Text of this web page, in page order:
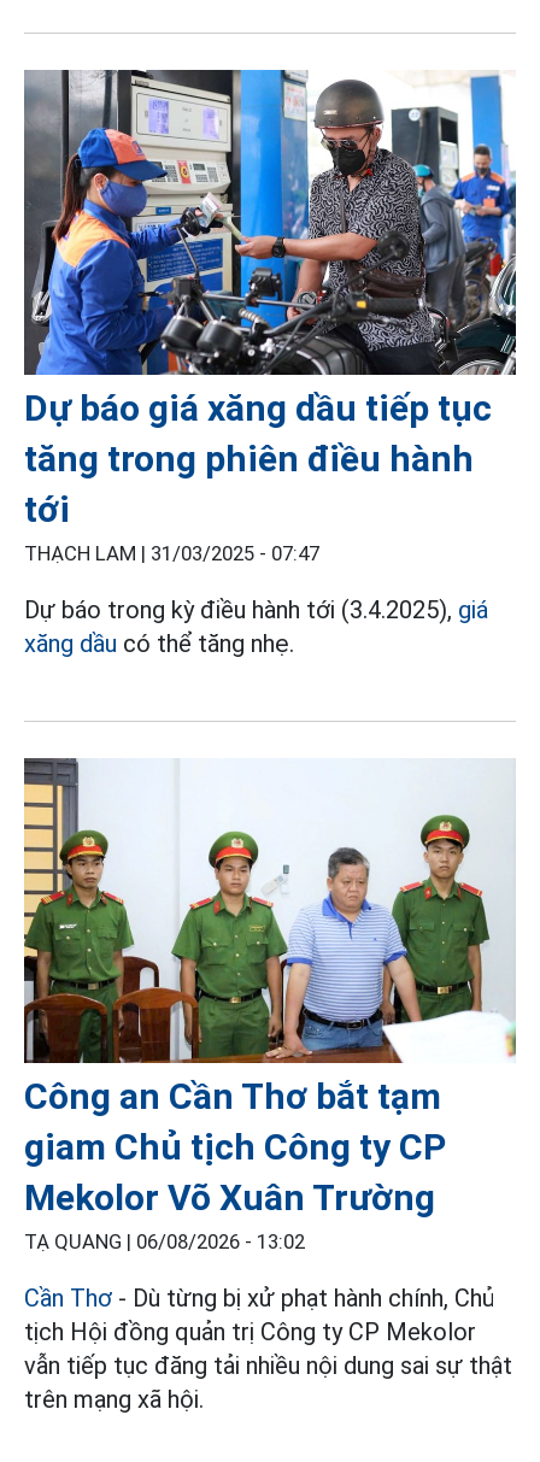
Dự báo giá xăng dầu tiếp tục
tăng trong phiên điều hành
tới
THẠCH LAM | 31/03/2025 - 07:47
Dự báo trong kỳ điều hành tới (3.4.2025), giá
xăng dầu có thể tăng nhẹ.
Công an Cần Thơ bắt tạm
giam Chủ tịch Công ty CP
Mekolor Võ Xuân Trường
TẠ QUANG | 06/08/2026 - 13:02
Cần Thơ - Dù từng bị xử phạt hành chính, Chủ
tịch Hội đồng quản trị Công ty CP Mekolor
vẫn tiếp tục đăng tải nhiều nội dung sai sự thật
trên mạng xã hội.